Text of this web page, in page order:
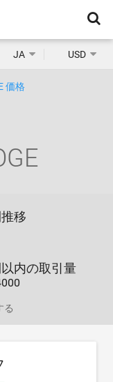
JA USD
価格
移
内の取引量
る